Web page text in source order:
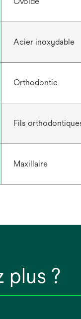
Acier inoxydable
Orthodontie
Fils
Maxillaire
plus ?